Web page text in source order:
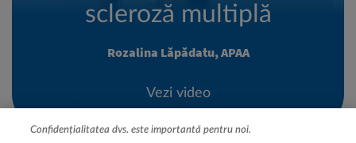
scleroză multiplă
Rozalina Lăpădatu, APAA
Vezi video
Confidențialitatea dvs. este importantă pentru noi.